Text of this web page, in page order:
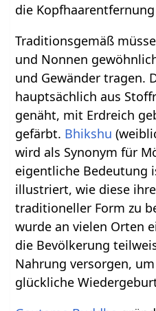
die
Traditionsgemäß
und Nonnen
und Gewänder tragen.
hauptsächlich aus
genäht, mit Erdreich
gefärbt. Bhikshu
wird als Synonym für
eigentliche Bedeutung
illustriert, wie diese
traditioneller Form zu
wurde an vielen Orten
die Bevölkerung
Nahrung versorgen,
glückliche